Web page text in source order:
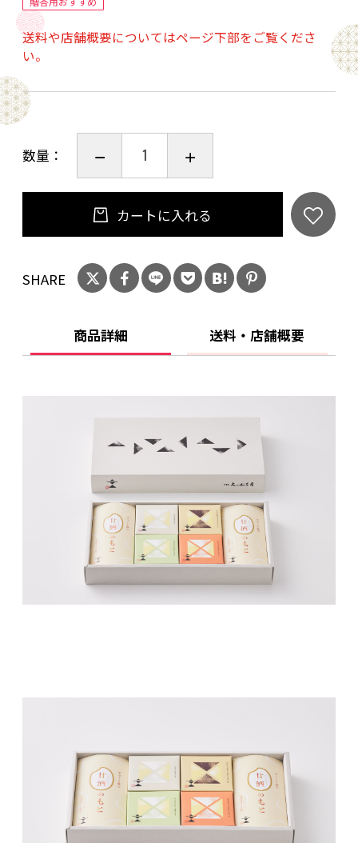
送料や店舗概要についてはページ下部をご覧くださ
い。
数量：
カートに入れる
SHARE
商品詳細 送料・店舗概要